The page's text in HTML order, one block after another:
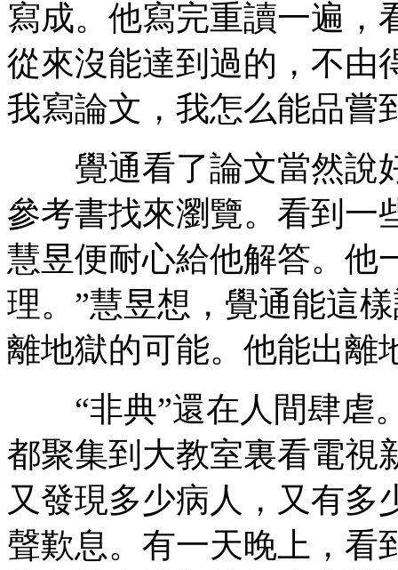
寫成。他寫完重讀一遍，
從來沒能達到過的，不由
我寫論文，我怎么能品嘗
覺通看了論文當然說
參考書找來瀏覽。看到一
慧昱便耐心給他解答。他
理。”慧昱想，覺通能這
離地獄的可能。他能出離
“非典”還在人間肆虐
都聚集到大教室裏看電視
又發現多少病人，又有多
聲歎息。有一天晚上，看